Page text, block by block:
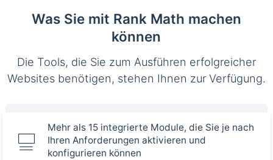
Was Sie mit Rank Math machen
können
Die Tools, die Sie zum Ausführen erfolgreicher
Websites benötigen, stehen Ihnen zur Verfügung.
Mehr als 15 integrierte Module, die Sie je nach
Ihren Anforderungen aktivieren und
konfigurieren können